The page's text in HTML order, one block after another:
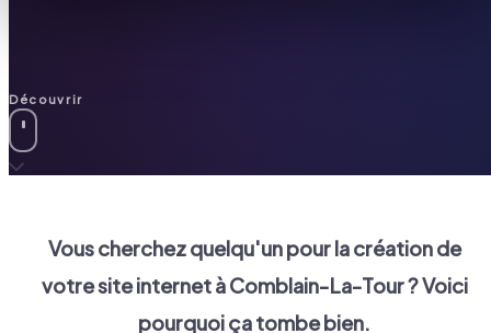
Découvrir
Vous cherchez quelqu'un pour la création de
votre site internet àComblain-La-Tour? Voici
pourquoi ça tombe bien.